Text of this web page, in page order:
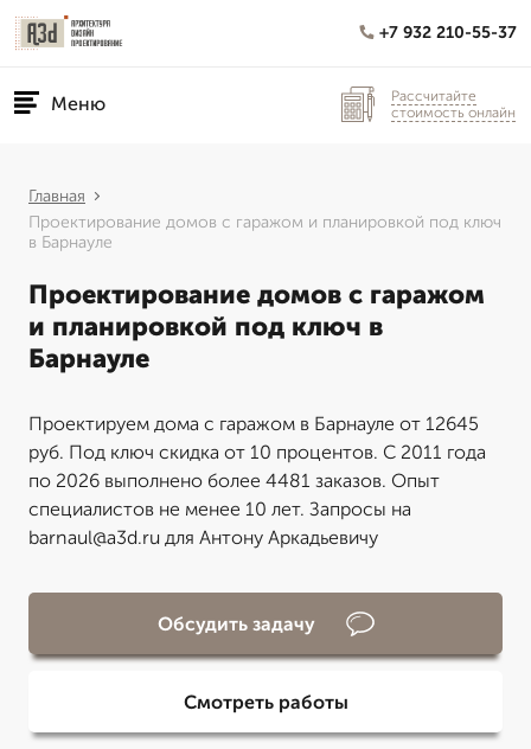
+7 932 210-55-37
Меню
Рассчитайте
стоимость онлайн
Главная
Проектирование домов с гаражом и планировкой под ключ
в Барнауле
Проектирование домов с гаражом
и планировкой под ключ в
Барнауле
Проектируем дома с гаражом в Барнауле от 12645
руб. Под ключ скидка от 10 процентов. С 2011 года
по 2026 выполнено более 4481 заказов. Опыт
специалистов не менее 10 лет. Запросы на
barnaul@a3d.ru для Антону Аркадьевичу
Обсудить задачу
Смотреть работы